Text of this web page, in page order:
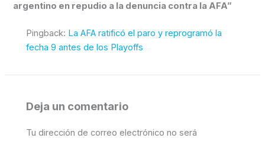
argentino en repudio a la denuncia contra la AFA”
Pingback: La AFA ratificó el paro y reprogramó la
fecha 9 antes de los Playoffs
Deja un comentario
Tu dirección de correo electrónico no será